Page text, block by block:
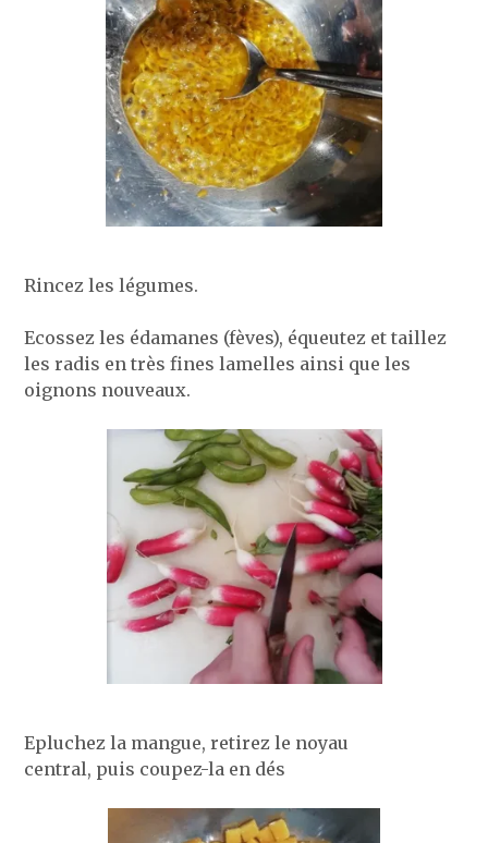
Rincez les légumes.
Ecossez les édamanes (fèves), équeutez et taillez
les radis en très fines lamelles ainsi que les
oignons nouveaux.
Epluchez la mangue, retirez le noyau
central, puis coupez-la en dés